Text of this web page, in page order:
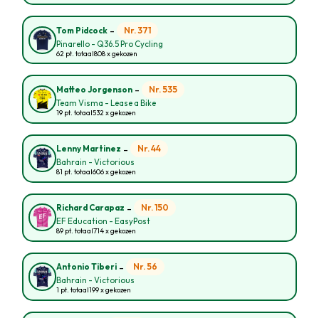
Tom Pidcock - Nr. 371
Pinarello - Q36.5 Pro Cycling
62 pt. totaal808 x gekozen
Matteo Jorgenson - Nr. 535
Team Visma - Lease a Bike
19 pt. totaal532 x gekozen
Lenny Martinez - Nr. 44
Bahrain - Victorious
81 pt. totaal606 x gekozen
Richard Carapaz - Nr. 150
EF Education - EasyPost
89 pt. totaal714 x gekozen
Antonio Tiberi - Nr. 56
Bahrain - Victorious
1 pt. totaal199 x gekozen